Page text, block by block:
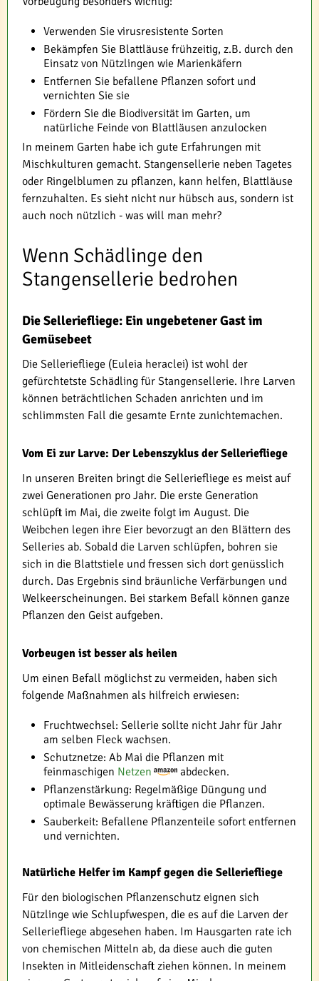
Verwenden Sie virusresistente Sorten
Bekämpfen Sie Blattläuse frühzeitig, z.B. durch den
Einsatz von Nützlingen wie Marienkäfern
Entfernen Sie befallene Pflanzen sofort und
vernichten Sie sie
Fördern Sie die Biodiversität im Garten, um
natürliche Feinde von Blattläusen anzulocken
In meinem Garten habe ich gute Erfahrungen mit
Mischkulturen gemacht. Stangensellerie neben Tagetes
oder Ringelblumen zu pflanzen, kann helfen, Blattläuse
fernzuhalten. Es sieht nicht nur hübsch aus, sondern ist
auch noch nützlich - was will man mehr?
Wenn Schädlinge den
Stangensellerie bedrohen
Die Selleriefliege: Ein ungebetener Gast im
Gemüsebeet
Die Selleriefliege (Euleia heraclei) ist wohl der
gefürchtetste Schädling für Stangensellerie. Ihre Larven
können beträchtlichen Schaden anrichten und im
schlimmsten Fall die gesamte Ernte zunichtemachen.
Vom Ei zur Larve: Der Lebenszyklus der Selleriefliege
In unseren Breiten bringt die Selleriefliege es meist auf
zwei Generationen pro Jahr. Die erste Generation
schlüpft im Mai, die zweite folgt im August. Die
Weibchen legen ihre Eier bevorzugt an den Blättern des
Selleries ab. Sobald die Larven schlüpfen, bohren sie
sich in die Blattstiele und fressen sich dort genüsslich
durch. Das Ergebnis sind bräunliche Verfärbungen und
Welkeerscheinungen. Bei starkem Befall können ganze
Pflanzen den Geist aufgeben.
Vorbeugen ist besser als heilen
Um einen Befall möglichst zu vermeiden, haben sich
folgende Maßnahmen als hilfreich erwiesen:
Fruchtwechsel: Sellerie sollte nicht Jahr für Jahr
am selben Fleck wachsen.
Schutznetze: Ab Mai die Pflanzen mit
feinmaschigen Netzen
abdecken.
Pflanzenstärkung: Regelmäßige Düngung und
optimale Bewässerung kräftigen die Pflanzen.
Sauberkeit: Befallene Pflanzenteile sofort entfernen
und vernichten.
Natürliche Helfer im Kampf gegen die Selleriefliege
Für den biologischen Pflanzenschutz eignen sich
Nützlinge wie Schlupfwespen, die es auf die Larven der
Selleriefliege abgesehen haben. Im Hausgarten rate ich
von chemischen Mitteln ab, da diese auch die guten
Insekten in Mitleidenschaft ziehen können. In meinem